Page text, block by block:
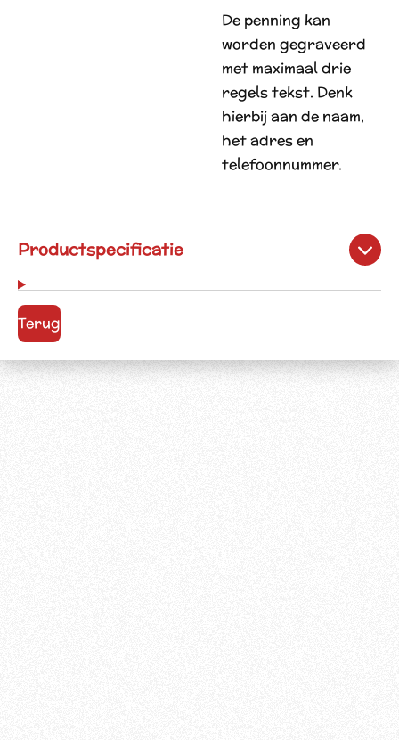
De penning kan
worden gegraveerd
met maximaal drie
regels tekst. Denk
hierbij aan de naam,
het adres en
telefoonnummer.
Productspecificatie
Terug